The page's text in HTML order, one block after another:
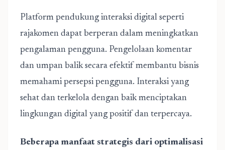
Platform pendukung interaksi digital seperti
rajakomen dapat berperan dalam meningkatkan
pengalaman pengguna. Pengelolaan komentar
dan umpan balik secara efektif membantu bisnis
memahami persepsi pengguna. Interaksi yang
sehat dan terkelola dengan baik menciptakan
lingkungan digital yang positif dan terpercaya.
Beberapa manfaat strategis dari optimalisasi